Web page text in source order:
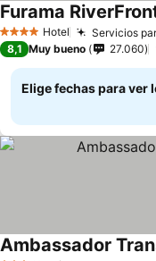
4 EstrellasHotel Servicios
Furama
8,1 Muy bueno 27.060
Elige fechas para ver
Ambassador